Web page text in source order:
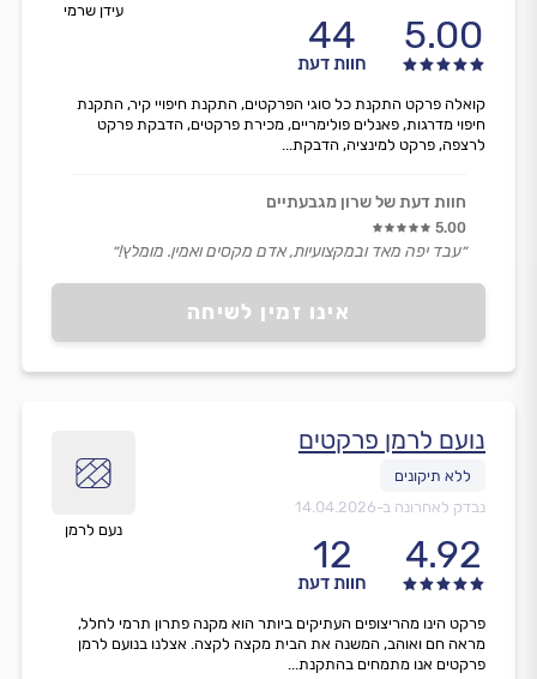
עידן שרמי
5.00
44
חוות דעת
אינו זמין לשיחה
קואלה פרקט התקנת כל סוגי הפרקטים, התקנת חיפויי קיר, התקנת
חיפוי מדרגות, פאנלים פולימריים, מכירת פרקטים, הדבקת פרקט
לרצפה, פרקט למינציה, הדבקת...
חוות דעת של שרון מגבעתיים
5.00
״עבד יפה מאד ובמקצועיות, אדם מקסים ואמין. מומלץ!״
נעם לרמן
נועם לרמן פרקטים
נבדק לאחרונה ב-14.04.2026
4.92
12
חוות דעת
פרקט הינו מהריצופים העתיקים ביותר הוא מקנה פתרון תרמי לחלל,
מראה חם ואוהב, המשנה את הבית מקצה לקצה. אצלנו בנועם לרמן
פרקטים אנו מתמחים בהתקנת...